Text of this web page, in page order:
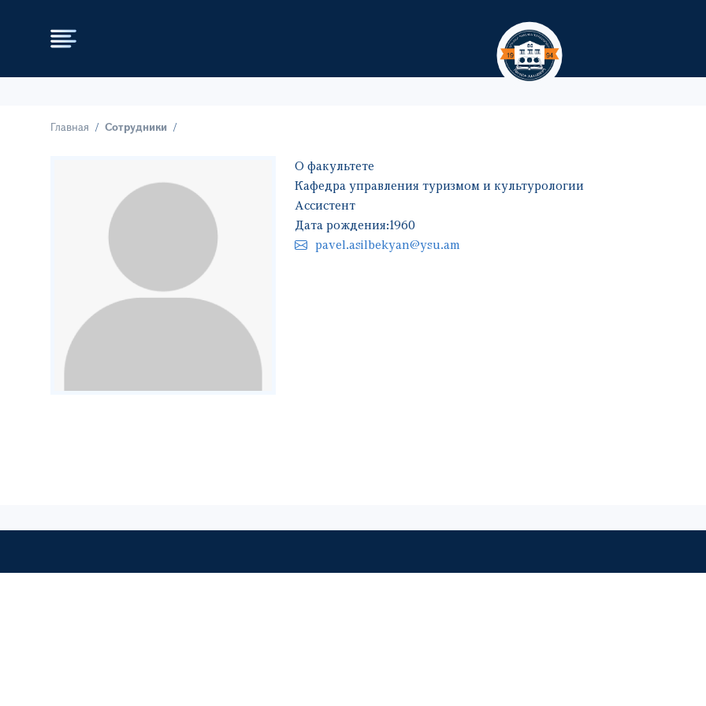
Главная Сотрудники
О факультете
Кафедра управления туризмом и культурологии
Ассистент
Дата рождения:1960
pavel.asilbekyan@ysu.am